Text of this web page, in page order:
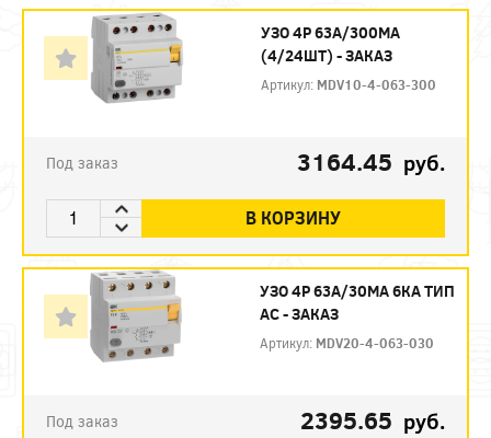
УЗО 4P 63А/300МА
(4/24ШТ) - ЗАКАЗ
Артикул: MDV10-4-063-300
Под заказ 3164.45 руб.
В КОРЗИНУ
УЗО 4P 63А/30МА 6КА ТИП
АС - ЗАКАЗ
Артикул: MDV20-4-063-030
Под заказ 2395.65 руб.